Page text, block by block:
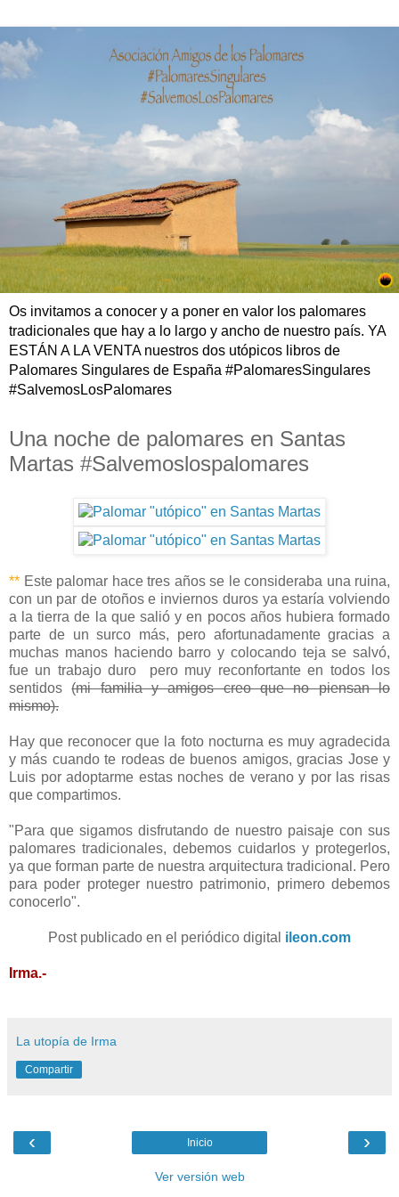
Os invitamos a conocer y a poner en valor los palomares
tradicionales que hay a lo largo y ancho de nuestro país. YA
ESTÁN A LA VENTA nuestros dos utópicos libros de
Palomares Singulares de España #PalomaresSingulares
#SalvemosLosPalomares
Una noche de palomares en Santas
Martas #Salvemoslospalomares
** Este palomar hace tres años se le consideraba una ruina,
con un par de otoños e inviernos duros ya estaría volviendo
a la tierra de la que salió y en pocos años hubiera formado
parte de un surco más, pero afortunadamente gracias a
muchas manos haciendo barro y colocando teja se salvó,
fue un trabajo duro pero muy reconfortante en todos los
sentidos(mi familia y amigos creo que no piensan lo
mismo).
Hay que reconocer que la foto nocturna es muy agradecida
y más cuando te rodeas de buenos amigos, gracias Jose y
Luis por adoptarme estas noches de verano y por las risas
que compartimos.
"Para que sigamos disfrutando de nuestro paisaje con sus
palomares tradicionales, debemos cuidarlos y protegerlos,
ya que forman parte de nuestra arquitectura tradicional. Pero
para poder proteger nuestro patrimonio, primero debemos
conocerlo".
Post publicado en el periódico digital ileon.com
Irma.-
La utopía de Irma
Compartir
‹ ›
Inicio
Ver versión web